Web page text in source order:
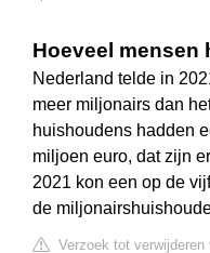
Hoeveel mensen
Nederland telde in
meer miljonairs dan
huishoudens hadden
miljoen euro, dat zijn
2021 kon een op de
de
Verzoek tot verwijderen